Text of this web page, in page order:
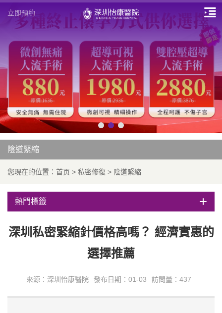
立即預約
陰道緊縮
您現在的位置： 首页 > 私密修復 > 陰道緊縮
熱門標籤
深圳私密緊縮針價格高嗎？ 經濟實惠的
選擇推薦
來源：深圳怡康醫院 發布日期：01-03 訪問量：437